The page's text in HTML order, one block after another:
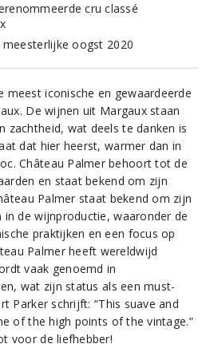
cru classé
oogst 2020
meest iconische en gewaardeerde
De wijnen uit Margaux staan
zachtheid, wat deels te danken is
dat hier heerst, warmer dan in
Château Palmer behoort tot de
en staat bekend om zijn
Palmer staat bekend om zijn
in de wijnproductie, waaronder de
praktijken en een focus op
Palmer heeft wereldwijd
vaak genoemd in
wat zijn status als een must-
Parker schrijft: “This suave and
of the high points of the vintage.”
voor de liefhebber!